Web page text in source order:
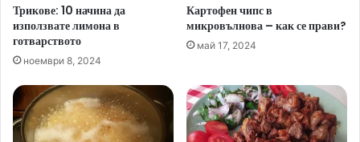
Трикове: 10 начина да
използвате лимона в
готварството
ноември 8, 2024
Картофен чипс в
микровълнова – как се прави?
май 17, 2024